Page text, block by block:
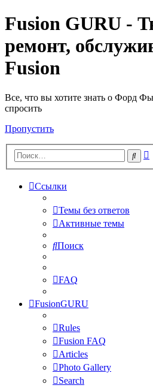
Fusion GURU -
ремонт,
Fusion
Все, что вы хотите знать о Форд
спросить
Пропустить
Поиск
Ссылки
Темы без ответов
Активные темы
Поиск
FAQ
FusionGURU
Rules
Fusion FAQ
Articles
Photo Gallery
Search